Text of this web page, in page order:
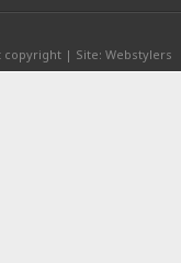
copyright | Site: Webstylers